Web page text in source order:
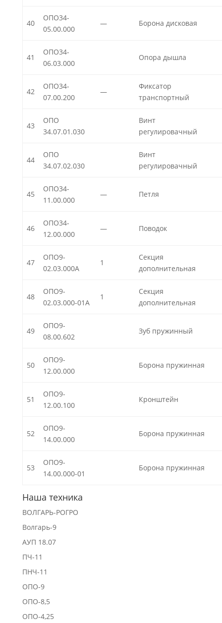
40
ОПО34-
05.00.000
— Борона дисковая
41
ОПО34-
06.03.000
Опора дышла
42
ОПО34-
07.00.200
—
Фиксатор
транспортный
43
ОПО
34.07.01.030
Винт
регулировачный
44
ОПО
34.07.02.030
Винт
регулировачный
45
ОПО34-
11.00.000
— Петля
46
ОПО34-
12.00.000
— Поводок
47
ОПО9-
02.03.000А
1
Секция
дополнительная
48
ОПО9-
02.03.000-01А
1
Секция
дополнительная
49
ОПО9-
08.00.602
Зуб пружинный
50
ОПО9-
12.00.000
Борона пружинная
51
ОПО9-
12.00.100
Кронштейн
52
ОПО9-
14.00.000
Борона пружинная
53
ОПО9-
14.00.000-01
Борона пружинная
Наша техника
ВОЛГАРЬ-РОГРО
Волгарь-9
АУП 18.07
ПЧ-11
ПНЧ-11
ОПО-9
ОПО-8,5
ОПО-4,25